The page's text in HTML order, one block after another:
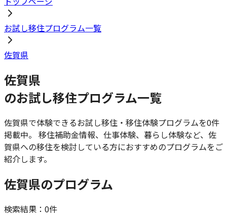
お試し移住プログラム一覧
佐賀県
佐賀県
のお試し移住プログラム一覧
佐賀県で体験できるお試し移住・移住体験プログラムを0件
掲載中。 移住補助金情報、仕事体験、暮らし体験など、 佐
賀県への移住を検討している方におすすめのプログラムをご
紹介します。
佐賀県のプログラム
検索結果： 0件